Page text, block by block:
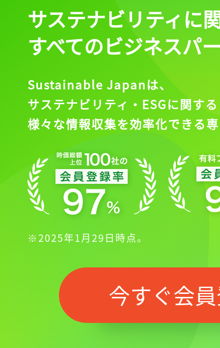
サステナビリティに
すべてのビジネスパ
Sustainable Japanは、
サステナビリティ・ESGに関する
様々な情報収集を効率化できる
※2025年1月29日時点。
今すぐ会